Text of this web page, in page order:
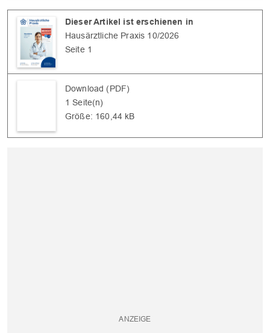
Dieser Artikel ist erschienen in
Hausärztliche Praxis 10/2026
Seite 1
Download (PDF)
1 Seite(n)
Größe: 160,44 kB